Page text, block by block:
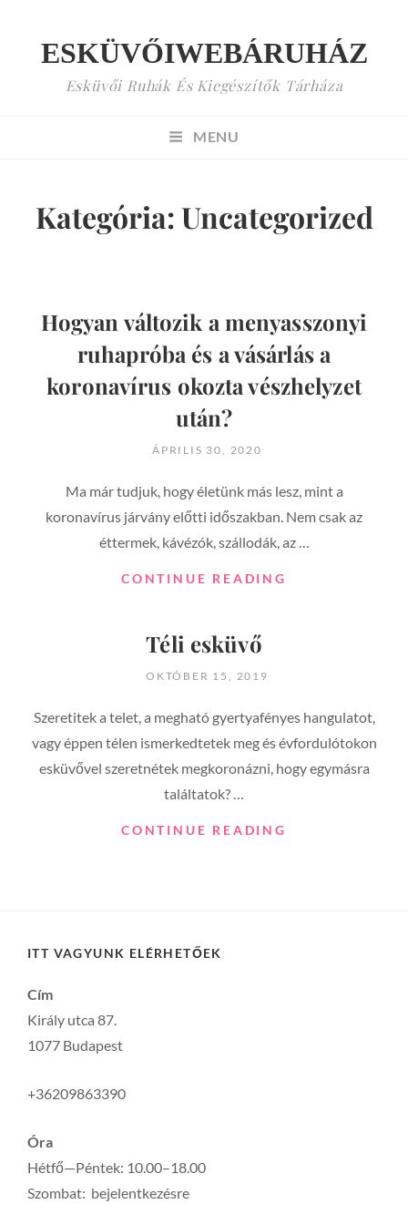
ESKÜVŐIWEBÁRUHÁZ
Esküvői Ruhák És Kiegészítők Tárháza
MENU
Kategória:Uncategorized
Hogyan változik a menyasszonyi
ruhapróba és a vásárlás a
koronavírus okozta vészhelyzet
után?
POSTED
ÁPRILIS 30, 2020
Ma már tudjuk, hogy életünk más lesz, mint a
koronavírus járvány előtti időszakban. Nem csak az
éttermek, kávézók, szállodák, az …
CONTINUE READING
VÁSÁRLÁS
KORONAVÍRUS
OKOZTA
Téli esküvő
POSTED
OKTÓBER 15, 2019
Szeretitek a telet, a megható gyertyafényes hangulatot,
vagy éppen télen ismerkedtetek meg és évfordulótokon
esküvővel szeretnétek megkoronázni, hogy egymásra
találtatok? …
CONTINUE READING
ITT VAGYUNK ELÉRHETŐEK
Cím
Király utca 87.
1077 Budapest
+36209863390
Óra
Hétfő—Péntek: 10.00–18.00
Szombat: bejelentkezésre